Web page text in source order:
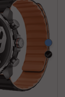
Bleu
Noir